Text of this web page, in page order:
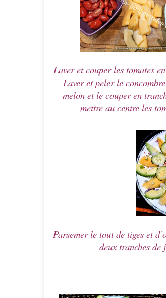
Laver et couper les tomates
Laver et peler le
melon et le couper en
mettre au centre les
Parsemer le tout de tiges et
deux tranches